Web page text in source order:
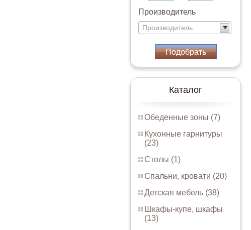
Производитель
Производитель
Подобрать
Каталог
Обеденные зоны (7)
Кухонные гарнитуры
(23)
Столы (1)
Спальни, кровати (20)
Детская мебель (38)
Шкафы-купе, шкафы
(13)